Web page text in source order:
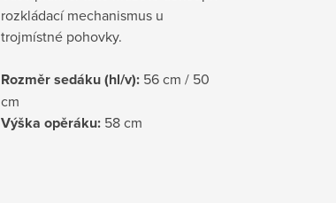
rozkládací mechanismus u
trojmístné pohovky.
Rozměr sedáku (hl/v): 56 cm / 50
cm
Výška opěráku: 58 cm